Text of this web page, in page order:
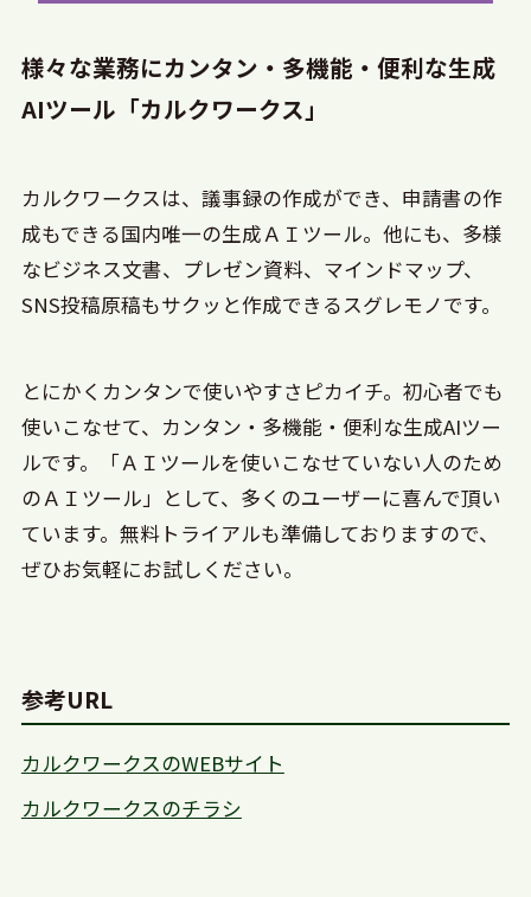
様々な業務にカンタン・多機能・便利な生成
AIツール「カルクワークス」
カルクワークスは、議事録の作成ができ、申請書の作
成もできる国内唯一の生成ＡＩツール。他にも、多様
なビジネス文書、プレゼン資料、マインドマップ、
SNS投稿原稿もサクッと作成できるスグレモノです。
とにかくカンタンで使いやすさピカイチ。初心者でも
使いこなせて、カンタン・多機能・便利な生成AIツー
ルです。「ＡＩツールを使いこなせていない人のため
のＡＩツール」として、多くのユーザーに喜んで頂い
ています。無料トライアルも準備しておりますので、
ぜひお気軽にお試しください。
参考URL
カルクワークスのWEBサイト
カルクワークスのチラシ